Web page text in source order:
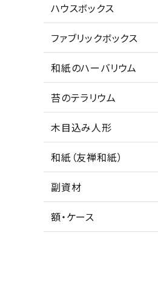
ハウスボックス
ファブリックボックス
和紙のハーバリウム
苔のテラリウム
木目込み人形
和紙（友禅和紙）
副資材
額・ケース